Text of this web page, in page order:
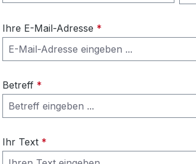
Ihre E-Mail-Adresse *
Betreff *
Ihr Text *